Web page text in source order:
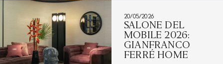
20/05/2026
SALONE DEL
MOBILE 2026:
GIANFRANCO
FERRÉ HOME